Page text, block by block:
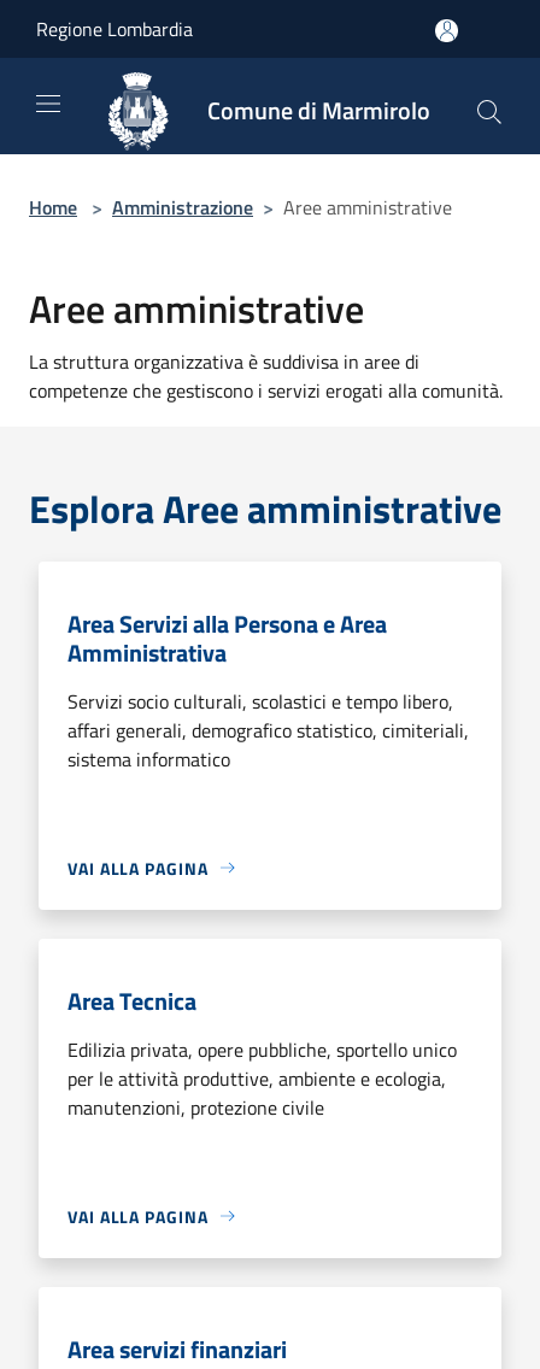
Regione Lombardia
Comune di Marmirolo
Home > Amministrazione > Aree amministrative
Aree amministrative
La struttura organizzativa è suddivisa in aree di
competenze che gestiscono i servizi erogati alla comunità.
Esplora Aree amministrative
Area Servizi alla Persona e Area
Amministrativa
Servizi socio culturali, scolastici e tempo libero,
affari generali, demografico statistico, cimiteriali,
sistema informatico
VAI ALLA PAGINA
Area Tecnica
Edilizia privata, opere pubbliche, sportello unico
per le attività produttive, ambiente e ecologia,
manutenzioni, protezione civile
VAI ALLA PAGINA
Area servizi finanziari